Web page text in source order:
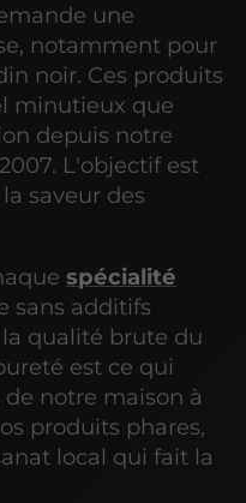
une
notamment pour
noir. Ces produits
minutieux que
depuis notre
L'objectif est
saveur des
spécialité
sans additifs
qualité brute du
est ce qui
notre maison à
produits phares,
local qui fait la